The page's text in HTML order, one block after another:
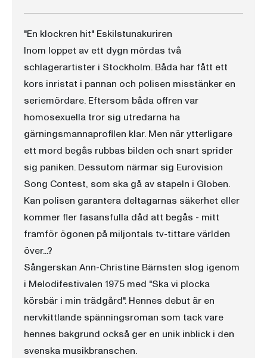
"En klockren hit" Eskilstunakuriren
Inom loppet av ett dygn mördas två
schlagerartister i Stockholm. Båda har fått ett
kors inristat i pannan och polisen misstänker en
seriemördare. Eftersom båda offren var
homosexuella tror sig utredarna ha
gärningsmannaprofilen klar. Men när ytterligare
ett mord begås rubbas bilden och snart sprider
sig paniken. Dessutom närmar sig Eurovision
Song Contest, som ska gå av stapeln i Globen.
Kan polisen garantera deltagarnas säkerhet eller
kommer fler fasansfulla dåd att begås - mitt
framför ögonen på miljontals tv-tittare världen
över...?
Sångerskan Ann-Christine Bärnsten slog igenom
i Melodifestivalen 1975 med "Ska vi plocka
körsbär i min trädgård". Hennes debut är en
nervkittlande spänningsroman som tack vare
hennes bakgrund också ger en unik inblick i den
svenska musikbranschen.